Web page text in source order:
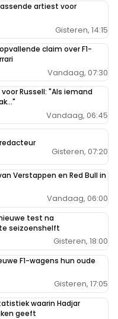
artiest voor
Gisteren, 14:15
claim over F1-
Vandaag, 07:30
Russell: "Als iemand
Vandaag, 06:45
Gisteren, 07:20
Verstappen en Red Bull in
Vandaag, 06:00
test na
seizoenshelft
Gisteren, 18:00
F1-wagens hun oude
Gisteren, 17:05
waarin Hadjar
geeft